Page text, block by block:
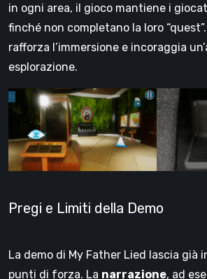
in ogni area, il gioco mantiene i
finché non completano la loro
rafforza l’immersione e incoraggia
esplorazione.
Pregi e Limiti della Demo
La demo di My Father Lied lascia già
punti di forza. La narrazione, ad